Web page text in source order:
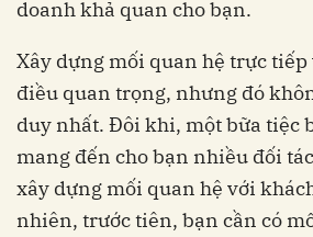
doanh khả quan cho bạn.
Xây dựng mối quan hệ trực
điều quan trọng, nhưng đó
duy nhất. Đôi khi, một bữa tiệc
mang đến cho bạn nhiều đối
xây dựng mối quan hệ với
nhiên, trước tiên, bạn cần có